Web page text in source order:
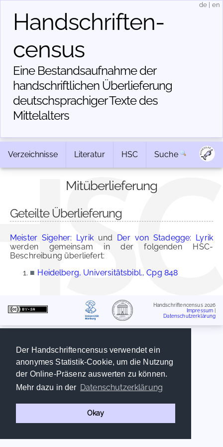
Der Handschriftencensus verwendet ein
anonymes Statistik-Cookie, um die Nutzung
der Online-Präsenz auswerten zu können.
Mehr dazu in der Datenschutzerklärung
Okay
Handschriften­
census
Eine Bestandsaufnahme der
handschriftlichen Über­lieferung
deutschsprachiger Texte des
Mittelalters
de en
Verzeichnisse Literatur HSC Suche
Mitüberlieferung
Geteilte Überlieferung
Meister Sigeher: Lyrikund Der von Stadegge: Lyrik
werden gemeinsam in der folgenden HSC-
Beschreibung überliefert:
■ Heidelberg, Universitätsbibl., Cpg 848
Handschriftencensus 2026
Impressum
Datenschutzerklärung